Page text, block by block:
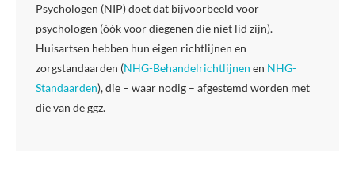
Psychologen (NIP) doet dat bijvoorbeeld voor
psychologen (óók voor diegenen die niet lid zijn).
Huisartsen hebben hun eigen richtlijnen en
zorgstandaarden (NHG-Behandelrichtlijnen en NHG-
Standaarden), die – waar nodig – afgestemd worden met
die van de ggz.